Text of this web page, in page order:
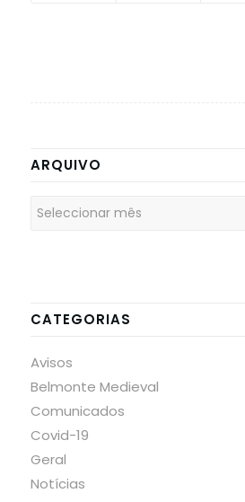
ARQUIVO
CATEGORIAS
Avisos
Belmonte Medieval
Comunicados
Covid-19
Geral
Notícias